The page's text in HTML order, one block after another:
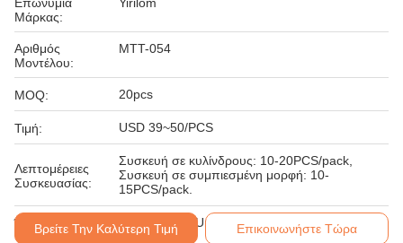
Μάρκας:
Αριθμός
Μοντέλου:
MTT-054
MOQ: 20pcs
Τιμή: USD 39~50/PCS
Λεπτομέρειες
Συσκευασίας:
Συσκευή σε κυλίνδρους: 10-20PCS/pack,
Συσκευή σε συμπιεσμένη μορφή: 10-
15PCS/pack.
Όροι Πληρωμής: T/T, Western Union, MoneyGram
Βρείτε Την Καλύτερη Τιμή Επικοινωνήστε Τώρα